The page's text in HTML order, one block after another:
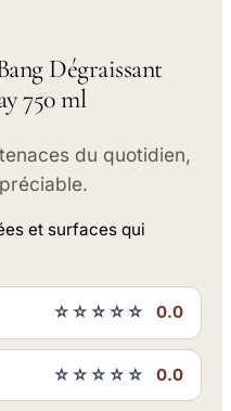
Dégraissant
750 ml
du quotidien,
et surfaces qui
☆☆☆☆☆ 0.0
☆☆☆☆☆ 0.0